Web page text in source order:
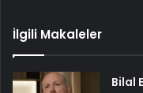
İlgili Makaleler
Bilal